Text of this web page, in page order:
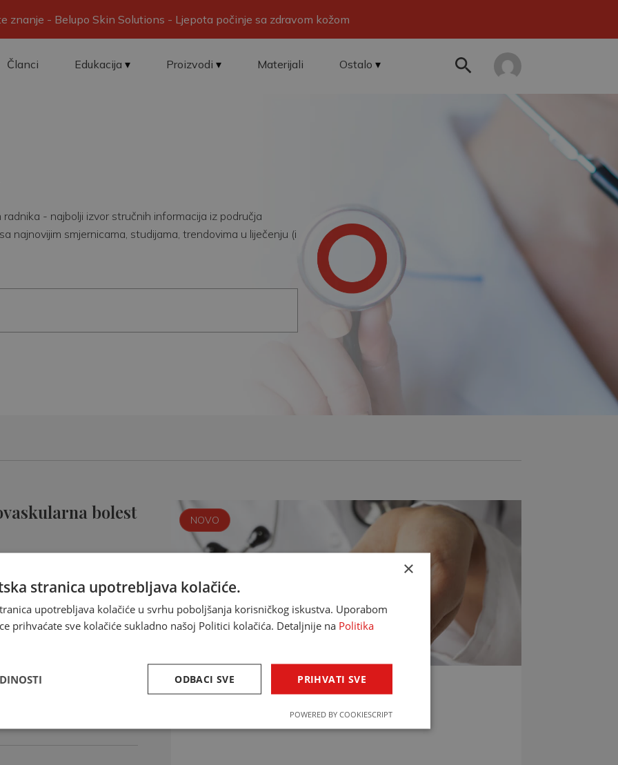
znanje - Belupo Skin Solutions - Ljepota počinje sa zdravom kožom
Članci Edukacija Proizvodi Materijali Ostalo
- najbolji izvor stručnih informacija iz područja
najnovijim smjernicama, studijama, trendovima u liječenju (i
bolest NOVO
INTERAKCIJE LIJEKOVA
Provjerite interakcije lijekova u svega par klikova!
×
stranica upotrebljava kolačiće.
upotrebljava kolačiće u svrhu poboljšanja korisničkog iskustva. Uporabom
prihvaćate sve kolačiće sukladno našoj Politici kolačića. Detaljnije na Politika
PRIHVATI SVE
ODBACI SVE
POWERED BY COOKIESCRIPT